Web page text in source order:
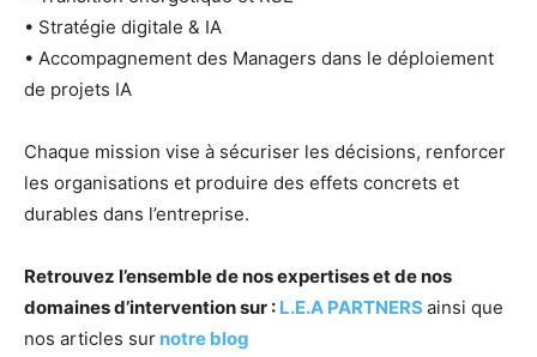
• Stratégie digitale & IA
• Accompagnement des Managers dans le déploiement
de projets IA
Chaque mission vise à sécuriser les décisions, renforcer
les organisations et produire des effets concrets et
durables dans l’entreprise.
Retrouvez l’ensemble de nos expertises et de nos
domaines d’intervention sur : L.E.A PARTNERS ainsi que
nos articles sur notre blog